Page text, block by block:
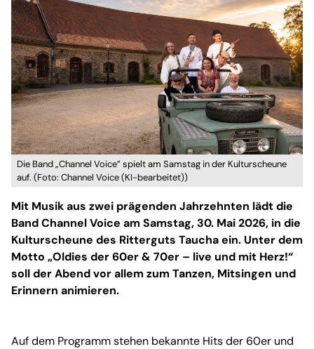
Die Band „Channel Voice” spielt am Samstag in der Kulturscheune
auf. (Foto: Channel Voice (KI-bearbeitet))
Mit Musik aus zwei prägenden Jahrzehnten lädt die
Band Channel Voice am Samstag, 30. Mai 2026, in die
Kulturscheune des Ritterguts Taucha ein. Unter dem
Motto „Oldies der 60er & 70er – live und mit Herz!“
soll der Abend vor allem zum Tanzen, Mitsingen und
Erinnern animieren.
Auf dem Programm stehen bekannte Hits der 60er und